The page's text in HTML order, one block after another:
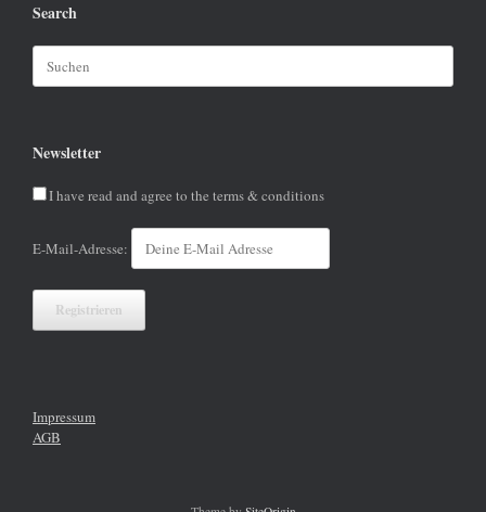
Search
nach:
Newsletter
I have read and agree to the terms & conditions
E-Mail-Adresse:
Impressum
AGB